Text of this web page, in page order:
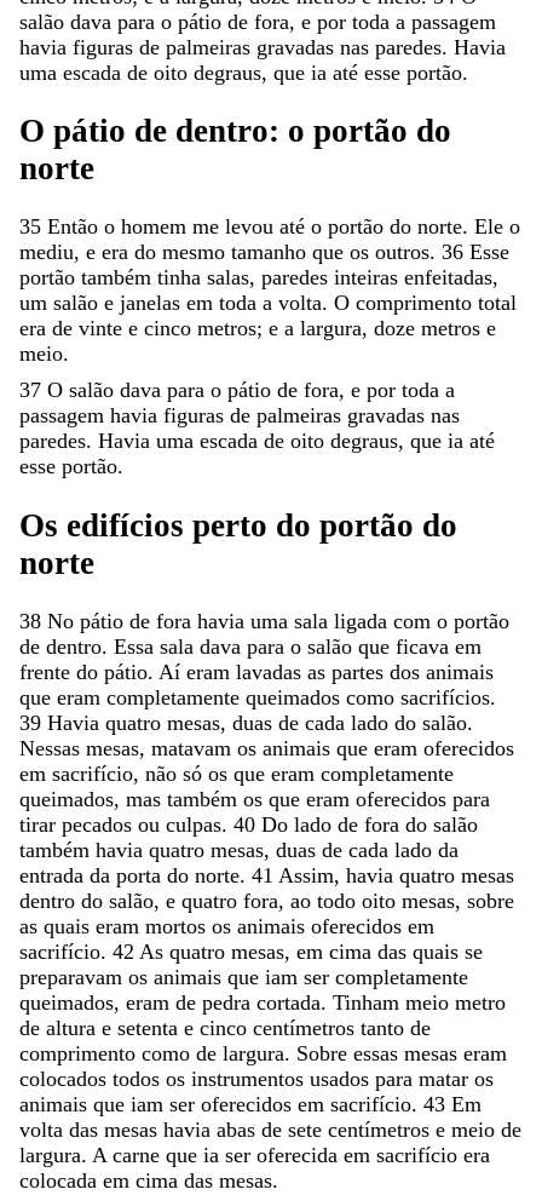
salão dava para o pátio de fora, e por toda a passagem
havia figuras de palmeiras gravadas nas paredes. Havia
uma escada de oito degraus, que ia até esse portão.
O pátio de dentro: o portão do
norte
35 Então o homem me levou até o portão do norte. Ele o
mediu, e era do mesmo tamanho que os outros. 36 Esse
portão também tinha salas, paredes inteiras enfeitadas,
um salão e janelas em toda a volta. O comprimento total
era de vinte e cinco metros; e a largura, doze metros e
meio.
37 O salão dava para o pátio de fora, e por toda a
passagem havia figuras de palmeiras gravadas nas
paredes. Havia uma escada de oito degraus, que ia até
esse portão.
Os edifícios perto do portão do
norte
38 No pátio de fora havia uma sala ligada com o portão
de dentro. Essa sala dava para o salão que ficava em
frente do pátio. Aí eram lavadas as partes dos animais
que eram completamente queimados como sacrifícios.
39 Havia quatro mesas, duas de cada lado do salão.
Nessas mesas, matavam os animais que eram oferecidos
em sacrifício, não só os que eram completamente
queimados, mas também os que eram oferecidos para
tirar pecados ou culpas. 40 Do lado de fora do salão
também havia quatro mesas, duas de cada lado da
entrada da porta do norte. 41 Assim, havia quatro mesas
dentro do salão, e quatro fora, ao todo oito mesas, sobre
as quais eram mortos os animais oferecidos em
sacrifício. 42 As quatro mesas, em cima das quais se
preparavam os animais que iam ser completamente
queimados, eram de pedra cortada. Tinham meio metro
de altura e setenta e cinco centímetros tanto de
comprimento como de largura. Sobre essas mesas eram
colocados todos os instrumentos usados para matar os
animais que iam ser oferecidos em sacrifício. 43 Em
volta das mesas havia abas de sete centímetros e meio de
largura. A carne que ia ser oferecida em sacrifício era
colocada em cima das mesas.